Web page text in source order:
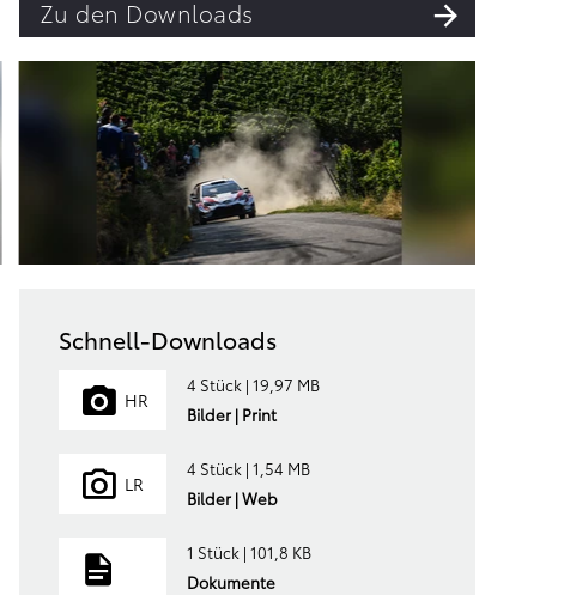
Zu den Downloads
Schnell-Downloads
HR
4 Stück | 19,97 MB
Bilder | Print
LR
4 Stück | 1,54 MB
Bilder | Web
1 Stück | 101,8 KB
Dokumente